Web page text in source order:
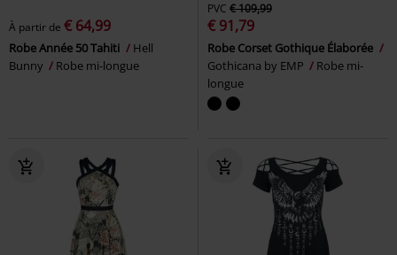
À partir de € 64,99
Robe Année 50 Tahiti
Hell
Bunny
Robe mi-longue
PVC € 109,99
€ 91,79
Robe Corset Gothique Élaborée
Gothicana by EMP
Robe mi-
longue